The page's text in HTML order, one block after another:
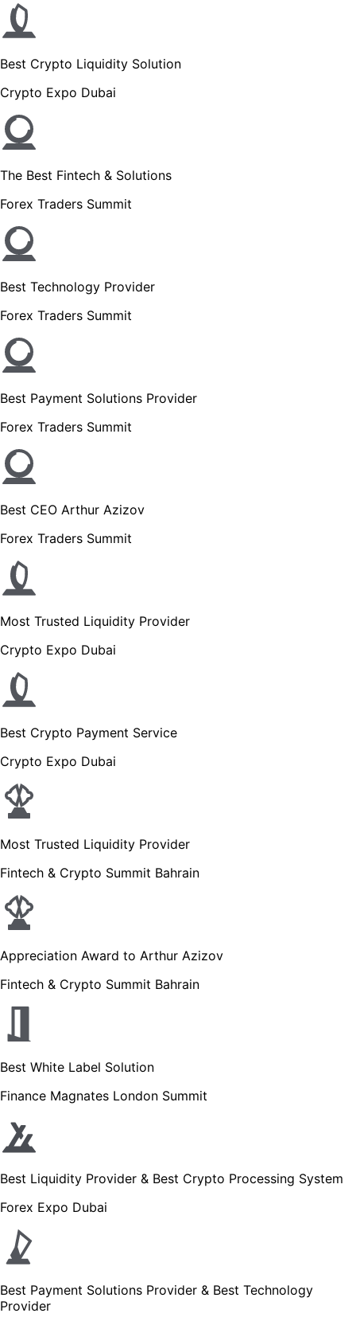
Best Crypto Liquidity Solution
Crypto Expo Dubai
The Best Fintech & Solutions
Forex Traders Summit
Best Technology Provider
Forex Traders Summit
Best Payment Solutions Provider
Forex Traders Summit
Best CEO Arthur Azizov
Forex Traders Summit
Most Trusted Liquidity Provider
Crypto Expo Dubai
Best Crypto Payment Service
Crypto Expo Dubai
Most Trusted Liquidity Provider
Fintech & Crypto Summit Bahrain
Appreciation Award to Arthur Azizov
Fintech & Crypto Summit Bahrain
Best White Label Solution
Finance Magnates London Summit
Best Liquidity Provider & Best Crypto Processing System
Forex Expo Dubai
Best Payment Solutions Provider & Best Technology
Provider